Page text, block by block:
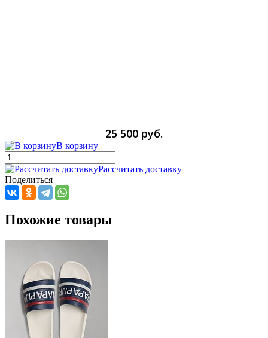
25 500 руб.
В корзину
Рассчитать доставку
Поделиться
Похожие товары